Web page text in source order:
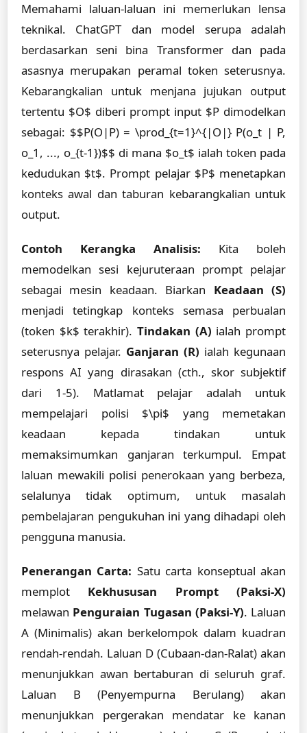
Memahami laluan-laluan ini memerlukan lensa
teknikal. ChatGPT dan model serupa adalah
berdasarkan seni bina Transformer dan pada
asasnya merupakan peramal token seterusnya.
Kebarangkalian untuk menjana jujukan output
tertentu $O$ diberi prompt input $P dimodelkan
sebagai: $$P(O|P) = \prod_{t=1}^{|O|} P(o_t | P,
o_1, ..., o_{t-1})$$ di mana $o_t$ ialah token pada
kedudukan $t$. Prompt pelajar $P$ menetapkan
konteks awal dan taburan kebarangkalian untuk
output.
Contoh Kerangka Analisis: Kita boleh
memodelkan sesi kejuruteraan prompt pelajar
sebagai mesin keadaan. Biarkan Keadaan (S)
menjadi tetingkap konteks semasa perbualan
(token $k$ terakhir). Tindakan (A) ialah prompt
seterusnya pelajar. Ganjaran (R) ialah kegunaan
respons AI yang dirasakan (cth., skor subjektif
dari 1-5). Matlamat pelajar adalah untuk
mempelajari polisi $\pi$ yang memetakan
keadaan kepada tindakan untuk
memaksimumkan ganjaran terkumpul. Empat
laluan mewakili polisi penerokaan yang berbeza,
selalunya tidak optimum, untuk masalah
pembelajaran pengukuhan ini yang dihadapi oleh
pengguna manusia.
Penerangan Carta: Satu carta konseptual akan
memplot Kekhususan Prompt (Paksi-X)
melawan Penguraian Tugasan (Paksi-Y). Laluan
A (Minimalis) akan berkelompok dalam kuadran
rendah-rendah. Laluan D (Cubaan-dan-Ralat) akan
menunjukkan awan bertaburan di seluruh graf.
Laluan B (Penyempurna Berulang) akan
menunjukkan pergerakan mendatar ke kanan